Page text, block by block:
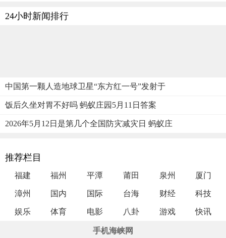
24小时新闻排行
中国第一颗人造地球卫星“东方红一号”发射于
饭后久坐对胃不好吗 蚂蚁庄园5月11日答案
2026年5月12日是第几个全国防灾减灾日 蚂蚁庄
推荐栏目
福建 福州 平潭 莆田 泉州 厦门
漳州 国内 国际 台海 财经 科技
娱乐 体育 电影 八卦 游戏 快讯
手机海峡网